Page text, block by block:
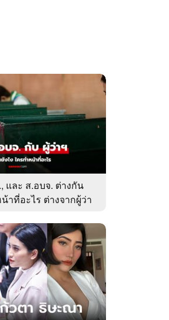
และ ส.อบจ. ต่างกัน
าที่อะไร ต่างจากผู้ว่า